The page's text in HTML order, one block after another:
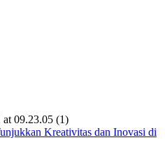
Kreativitas dan Inovasi di